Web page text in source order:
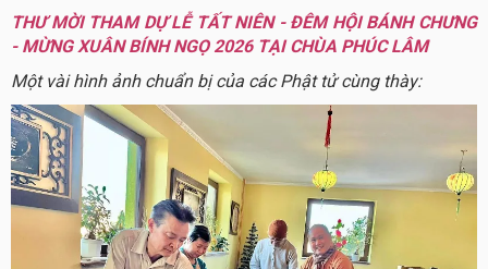
THƯ MỜI THAM DỰ LỄ TẤT NIÊN - ĐÊM HỘI BÁNH CHƯNG
- MỪNG XUÂN BÍNH NGỌ 2026 TẠI CHÙA PHÚC LÂM
Một vài hình ảnh chuẩn bị của các Phật tử cùng thày: